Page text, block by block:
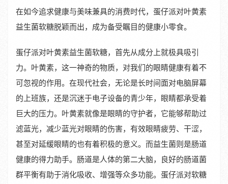
在如今追求健康与美味兼具的消费时代，蛋仔派对叶黄素
益生菌软糖脱颖而出，成为备受瞩目的健康小零食。
蛋仔派对叶黄素益生菌软糖，首先从成分上就极具吸引
力。叶黄素，这一神奇的物质，对我们的眼睛健康有着不
可忽视的作用。在现代社会，无论是长时间面对电脑屏幕
的上班族，还是沉迷于电子设备的青少年，眼睛都承受着
巨大的压力。叶黄素就像是眼睛的守护者，它能够帮助过
滤蓝光，减少蓝光对眼睛的伤害，有效眼睛疲劳、干涩，
甚至对延缓眼睛的也有着积极的意义。而益生菌则是肠道
健康的得力助手。肠道是人体的第二大脑，良好的肠道菌
群平衡有助于消化吸收、增强等众多功能。蛋仔派对软糖